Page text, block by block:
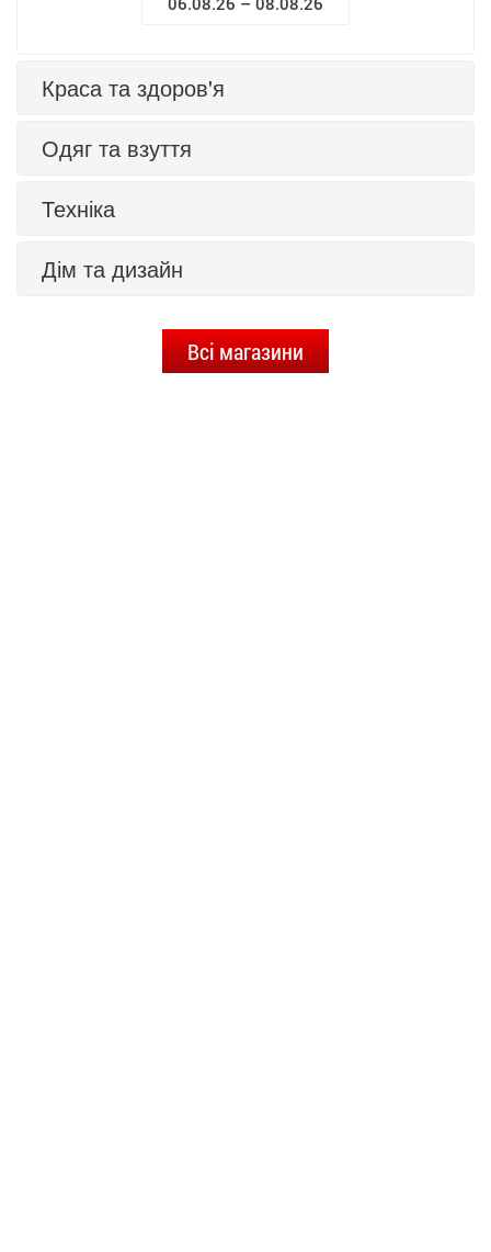
Краса та здоров'я
Одяг та взуття
Техніка
Дім та дизайн
Всі магазини